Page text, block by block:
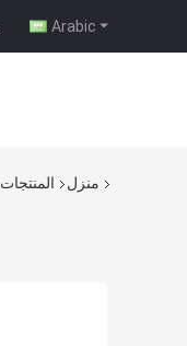
Arabic
منزل المنتجات